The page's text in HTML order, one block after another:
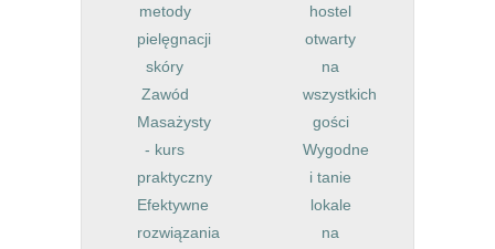
metody
pielęgnacji
skóry
Zawód
Masażysty
- kurs
praktyczny
Efektywne
rozwiązania
hostel
otwarty
na
wszystkich
gości
Wygodne
i tanie
lokale
na